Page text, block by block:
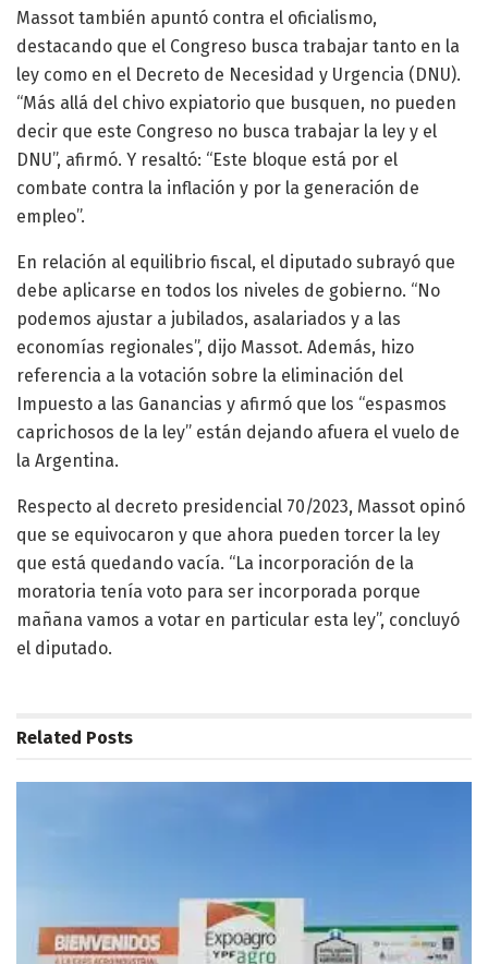
Massot también apuntó contra el oficialismo,
destacando que el Congreso busca trabajar tanto en la
ley como en el Decreto de Necesidad y Urgencia (DNU).
“Más allá del chivo expiatorio que busquen, no pueden
decir que este Congreso no busca trabajar la ley y el
DNU”, afirmó. Y resaltó: “Este bloque está por el
combate contra la inflación y por la generación de
empleo”.
En relación al equilibrio fiscal, el diputado subrayó que
debe aplicarse en todos los niveles de gobierno. “No
podemos ajustar a jubilados, asalariados y a las
economías regionales”, dijo Massot. Además, hizo
referencia a la votación sobre la eliminación del
Impuesto a las Ganancias y afirmó que los “espasmos
caprichosos de la ley” están dejando afuera el vuelo de
la Argentina.
Respecto al decreto presidencial 70/2023, Massot opinó
que se equivocaron y que ahora pueden torcer la ley
que está quedando vacía. “La incorporación de la
moratoria tenía voto para ser incorporada porque
mañana vamos a votar en particular esta ley”, concluyó
el diputado.
Related Posts